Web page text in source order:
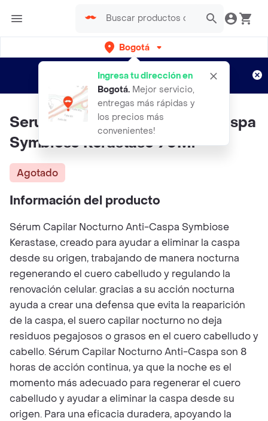
Bogotá
Ingresa tu dirección en
Bogotá. Mejor servicio,
entregas más rápidas y
los precios más
convenientes!
envíos gratis por semanas
Aplican TyC
Serum Capilar Nocturno Anticaspa
Symbiose Kérastase 90Ml
Agotado
Información del producto
Sérum Capilar Nocturno Anti-Caspa Symbiose
Kerastase, creado para ayudar a eliminar la caspa
desde su origen, trabajando de manera nocturna
regenerando el cuero cabelludo y regulando la
renovación celular. gracias a su acción nocturna
ayuda a crear una defensa que evita la reaparición
de la caspa, el suero capilar nocturno no deja
residuos pegajosos o grasos en el cuero cabelludo y
cabello. Sérum Capilar Nocturno Anti-Caspa son 8
horas de acción continua, ya que la noche es el
momento más adecuado para regenerar el cuero
cabelludo y ayudar a eliminar la caspa desde su
origen. Para una eficacia duradera, apoyando la